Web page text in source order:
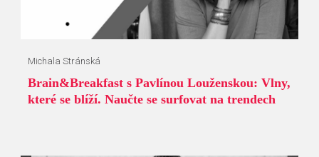
Michala Stránská
Brain&Breakfast s Pavlínou Louženskou: Vlny,
které se blíží. Naučte se surfovat na trendech